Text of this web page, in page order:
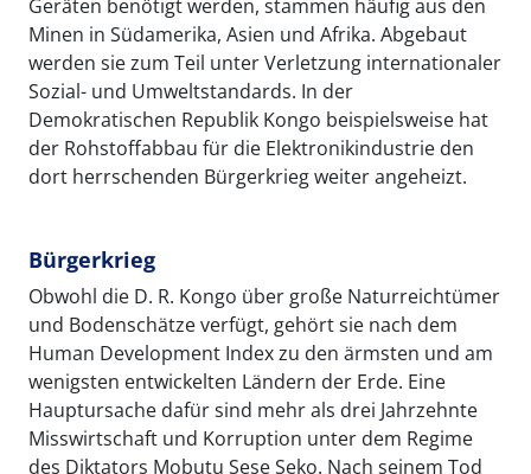
Geräten benötigt werden, stammen häufig aus den
Minen in Südamerika, Asien und Afrika. Abgebaut
werden sie zum Teil unter Verletzung internationaler
Sozial- und Umweltstandards. In der
Demokratischen Republik Kongo beispielsweise hat
der Rohstoffabbau für die Elektronikindustrie den
dort herrschenden Bürgerkrieg weiter angeheizt.
Bürgerkrieg
Obwohl die D. R. Kongo über große Naturreichtümer
und Bodenschätze verfügt, gehört sie nach dem
Human Development Index zu den ärmsten und am
wenigsten entwickelten Ländern der Erde. Eine
Hauptursache dafür sind mehr als drei Jahrzehnte
Misswirtschaft und Korruption unter dem Regime
des Diktators Mobutu Sese Seko. Nach seinem Tod